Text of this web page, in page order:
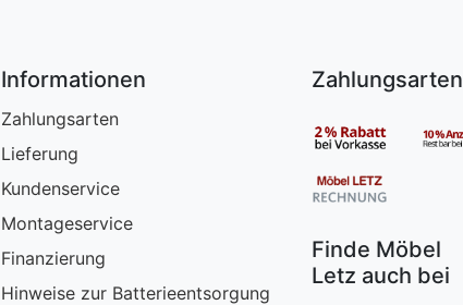
Informationen
Zahlungsarten
Lieferung
Kundenservice
Montageservice
Finanzierung
Hinweise zur Batterieentsorgung
Zahlungsarten
Finde Möbel
Letz auch bei